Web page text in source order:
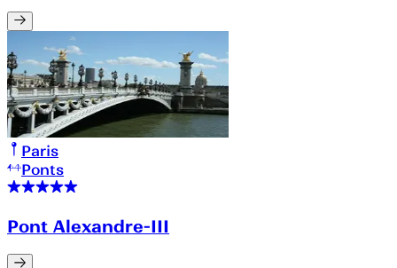
Paris
Ponts
Pont Alexandre-III